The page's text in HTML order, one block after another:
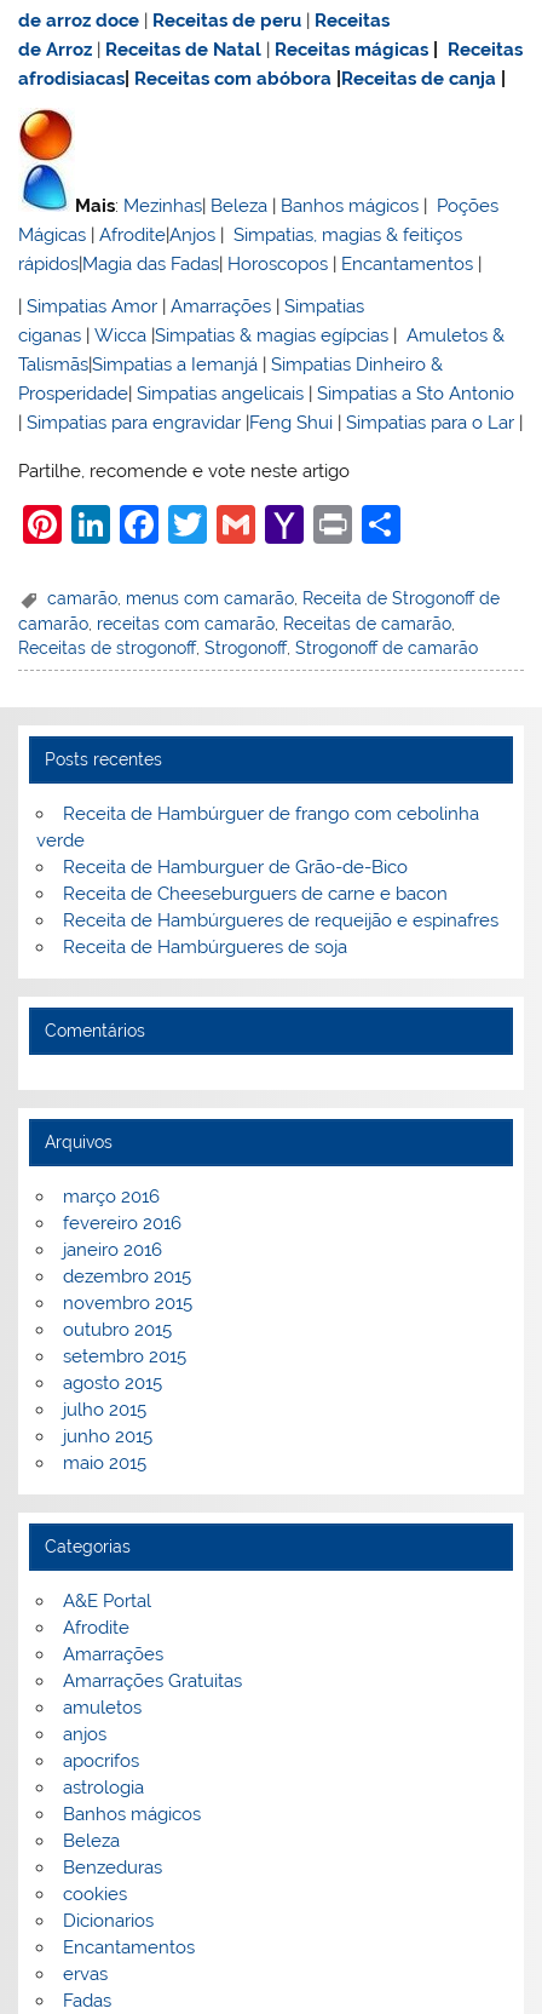
dearroz doce | Receitas de peru | Receitas
de Arroz | Receitas de Natal | Receitas mágicas
Receitas
afrodisiacas Receitas com abóbora Receitas de canja
Mais: Mezinhas| Beleza | Banhos mágicos | Poções
Mágicas |Afrodite|Anjos |Simpatias, magias & feitiços
rápidos|Magia das Fadas| Horoscopos | Encantamentos |
|Simpatias Amor |Amarrações |Simpatias
ciganas |Wicca |Simpatias & magias egípcias |Amuletos &
Talismãs|Simpatias a Iemanjá |Simpatias Dinheiro &
Prosperidade|Simpatias angelicais |Simpatias a Sto Antonio
|Simpatias para engravidar |Feng Shui |Simpatias para o Lar |
Partilhe, recomende e vote neste artigo
Pi
er
e
st
Li
k
e
dI
F
c
e
b
o
k
T
itt
er
G
ai
l
Y
h
o
o
l
Pr
t
ar
e
camarão menus com camarão Receita de Strogonoff de
camarão receitas com camarão Receitas de camarão
Receitas de strogonoff,Strogonoff,Strogonoff de camarão
Posts recentes
Receita de Hambúrguer de frango com cebolinha
verde
Receita de Hamburguer de Grão-de-Bico
Receita de Cheeseburguers de carne e bacon
Receita de Hambúrgueres de requeijão e espinafres
Receita de Hambúrgueres de soja
Comentários
Arquivos
março 2016
fevereiro 2016
janeiro 2016
dezembro 2015
novembro 2015
outubro 2015
setembro 2015
agosto 2015
julho 2015
junho 2015
maio 2015
Categorias
A&E Portal
Afrodite
Amarrações
Amarrações Gratuitas
amuletos
anjos
apocrifos
astrologia
Banhos mágicos
Beleza
Benzeduras
cookies
Dicionarios
Encantamentos
ervas
Fadas